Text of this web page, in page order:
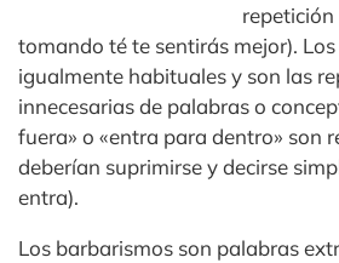
repetición
tomando té te sentirás mejor).
igualmente habituales y son las
innecesarias de palabras o
fuera» o «entra para dentro» son
deberían suprimirse y decirse
entra).
Los barbarismos son palabras